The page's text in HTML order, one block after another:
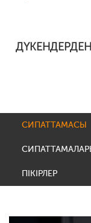
СИПАТТАМАСЫ
ПІКІРЛЕР